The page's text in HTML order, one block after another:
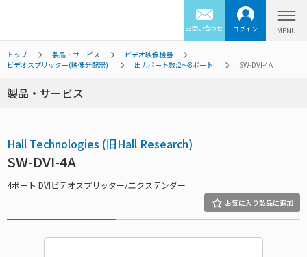
お問い合わせ ログイン
トップ 製品・サービス
ビデオ映像機器
ビデオスプリッター(映像分配器)
出力ポート数:2～8ポート SW-DVI-4A
製品・サービス
Hall Technologies (旧Hall Research)
SW-DVI-4A
4ポート DVIビデオスプリッター/エクステンダー